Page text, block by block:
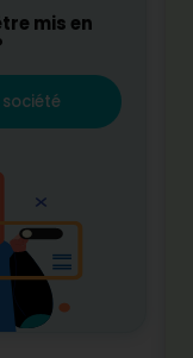
mis en